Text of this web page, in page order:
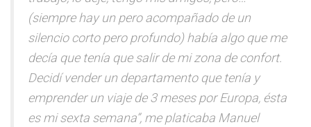
(siempre hay un pero acompañado de un
silencio corto pero profundo) había algo que me
decía que tenía que salir de mi zona de confort.
Decidí vender un departamento que tenía y
emprender un viaje de 3 meses por Europa, ésta
es mi sexta semana”, me platicaba Manuel